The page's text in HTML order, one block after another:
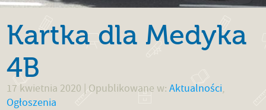
Kartka dla Medyka
4B
17 kwietnia 2020 | Opublikowane w:Aktualności,
Ogłoszenia